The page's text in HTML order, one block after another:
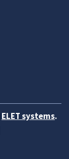
ELET systems.